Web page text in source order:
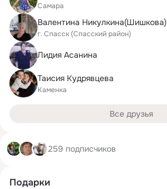
Самара
Валентина Никулкина(Шишкова)
г. Спасск (Спасский район)
Лидия Асанина
Таисия Кудрявцева
Каменка
Все друзья
259 подписчиков
Подарки